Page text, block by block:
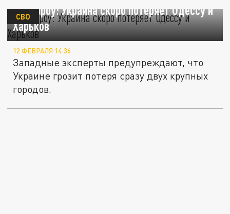
Доктороу: Украина скоро потеряет Одессу и
Харьков
СВО
12 ФЕВРАЛЯ 14:36
Западные эксперты предупреждают, что
Украине грозит потеря сразу двух крупных
городов.